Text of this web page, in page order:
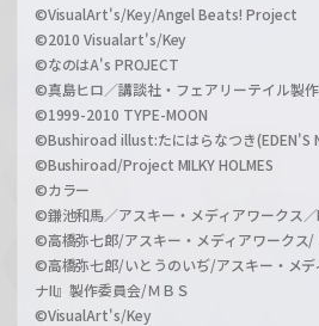
©VisualArt's/Key/Angel Beats! Project
©2010 Visualart's/Key
©なのはA's PROJECT
©真島ヒロ／講談社・フェアリーテイル製
©1999-2010 TYPE-MOON
©Bushiroad illust:たにはらなつき(EDEN'S
©Bushiroad/Project MILKY HOLMES
©カラー
©鎌池和馬／アスキー・メディアワークス／
©高橋弥七郎/アスキー・メディアワークス
©高橋弥七郎/いとうのいぢ/アスキー・メ
ナII』製作委員会/ＭＢＳ
©VisualArt's/Key